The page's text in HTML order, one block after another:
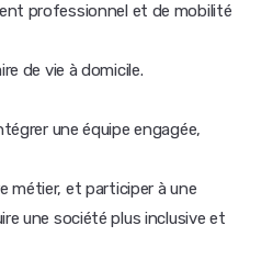
professionnel et de mobilité
de vie à domicile.
une équipe engagée,
métier, et participer à une
une société plus inclusive et